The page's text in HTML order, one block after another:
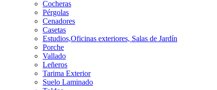
Cocheras
Pérgolas
Cenadores
Casetas
Estudios,Oficinas exteriores, Salas de Jardín
Porche
Vallado
Leñeros
Tarima Exterior
Suelo Laminado